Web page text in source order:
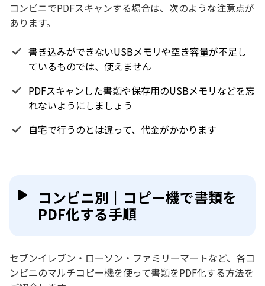
コンビニでPDFスキャンする場合は、次のような注意点が
あります。
書き込みができないUSBメモリや空き容量が不足し
ているものでは、使えません
PDFスキャンした書類や保存用のUSBメモリなどを忘
れないようにしましょう
自宅で行うのとは違って、代金がかかります
コンビニ別｜コピー機で書類を
PDF化する手順
セブンイレブン・ローソン・ファミリーマートなど、各コ
ンビニのマルチコピー機を使って書類をPDF化する方法を